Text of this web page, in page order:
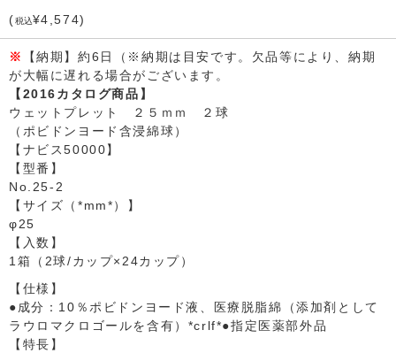
(税込¥4,574)
※
【納期】約6日（※納期は目安です。欠品等により、納期
が大幅に遅れる場合がございます。
【2016カタログ商品】
ウェットプレット ２５ｍｍ ２球
（ポビドンヨード含浸綿球）
【ナビス50000】
【型番】
No.25-2
【サイズ（*mm*）】
φ25
【入数】
1箱（2球/カップ×24カップ）
【仕様】
●成分：10％ポビドンヨード液、医療脱脂綿（添加剤として
ラウロマクロゴールを含有）*crlf*●指定医薬部外品
【特長】